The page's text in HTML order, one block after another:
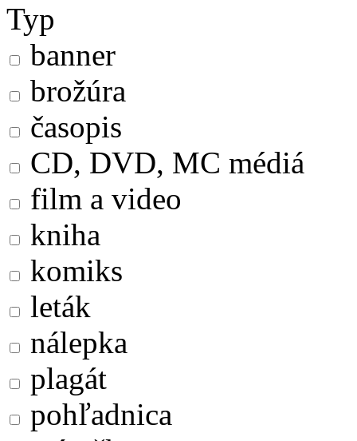
Typ
banner
brožúra
časopis
CD, DVD, MC médiá
film a video
kniha
komiks
leták
nálepka
plagát
pohľadnica